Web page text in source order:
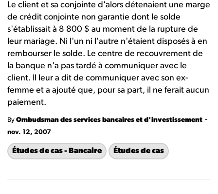
Le client et sa conjointe d'alors détenaient une marge
de crédit conjointe non garantie dont le solde
s'établissait à 8 800 $ au moment de la rupture de
leur mariage. Ni l'un ni l'autre n'étaient disposés à en
rembourser le solde. Le centre de recouvrement de
la banque n'a pas tardé à communiquer avec le
client. Il leur a dit de communiquer avec son ex-
femme et a ajouté que, pour sa part, il ne ferait aucun
paiement.
By Ombudsman des services bancaires et d'investissement -
nov. 12, 2007
Études de cas - Bancaire Études de cas